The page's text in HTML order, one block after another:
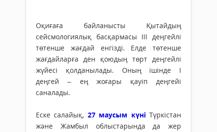
Оқиғаға байланысты Қытайдың
сейсмологиялық басқармасы III деңгейлі
төтенше жағдай енгізді. Елде төтенше
жағдайларға ден қоюдың төрт деңгейлі
жүйесі қолданылады. Оның ішінде I
деңгей – ең жоғары қауіп деңгейі
саналады.
Еске салайық, 27 маусым күніТүркістан
және Жамбыл облыстарында да жер